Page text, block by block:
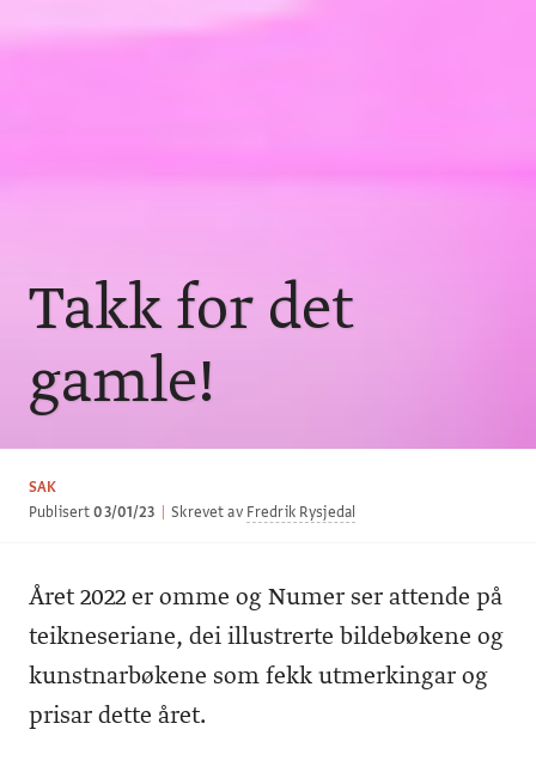
Takk for det
gamle!
SAK
Publisert03/01/23 Skrevet av Fredrik Rysjedal
Året 2022 er omme og Numer ser attende på
teikneseriane, dei illustrerte bildebøkene og
kunstnarbøkene som fekk utmerkingar og
prisar dette året.